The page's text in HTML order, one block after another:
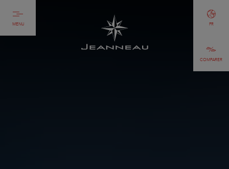
MENU
COMPARER
FR